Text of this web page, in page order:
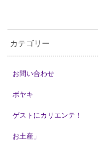
カテゴリー
お問い合わせ
ボヤキ
ゲストにカリエンテ！
お土産」